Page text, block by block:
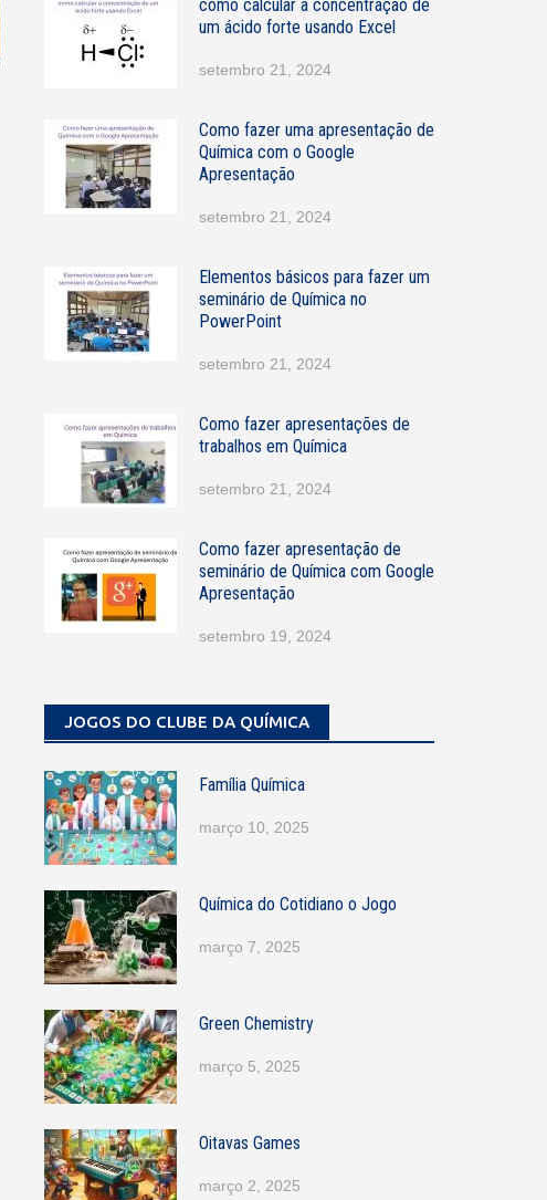
m
como calcular a concentração de
um ácido forte usando Excel
setembro 21, 2024
Como fazer uma apresentação de
Química com o Google
Apresentação
setembro 21, 2024
Elementos básicos para fazer um
seminário de Química no
PowerPoint
setembro 21, 2024
Como fazer apresentações de
trabalhos em Química
setembro 21, 2024
Como fazer apresentação de
seminário de Química com Google
Apresentação
setembro 19, 2024
JOGOS DO CLUBE DA QUÍMICA
Família Química
março 10, 2025
Química do Cotidiano o Jogo
março 7, 2025
Green Chemistry
março 5, 2025
Oitavas Games
março 2, 2025